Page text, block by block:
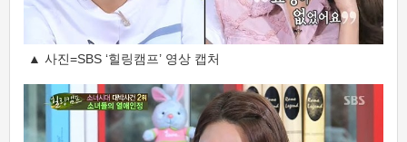
▲ 사진=SBS ‘힐링캠프’ 영상 캡처